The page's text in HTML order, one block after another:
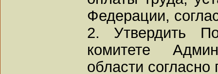
Федерации,
2. Утвердить
комитете
области